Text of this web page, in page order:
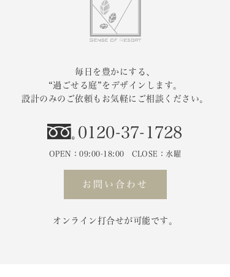
毎日を豊かにする、
“過ごせる庭”をデザインします。
設計のみのご依頼もお気軽にご相談ください。
0120-37-1728
OPEN：09:00-18:00 CLOSE：水曜
お問い合わせ
オンライン打合せが可能です。